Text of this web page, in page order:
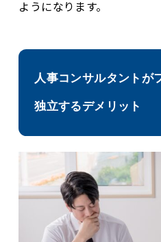
ようになります。
人事コンサルタントが
独立するデメリット